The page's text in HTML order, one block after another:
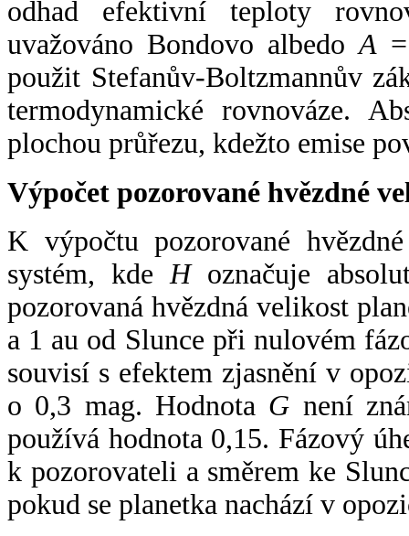
odhad efektivní teploty
uvažováno Bondovo albedoA
použit Stefanův-Boltzmannův
termodynamické rovnováze.
plochou průřezu, kdežto emise
Výpočet pozorované hvězdné
K výpočtu pozorované
systém, kde Hoznačuje
pozorovaná hvězdná velikost
a 1 au od Slunce při nulovém
souvisí s efektem zjasnění v
o 0,3 mag. Hodnota G není
používá hodnota 0,15. Fázový
k pozorovateli a směrem ke
pokud se planetka nachází v